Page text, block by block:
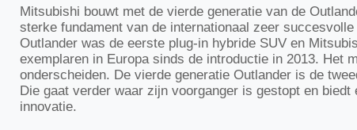
Mitsubishi bouwt met de vierde generatie van de
sterke fundament van de internationaal zeer
Outlander was de eerste plug-in hybride SUV en
exemplaren in Europa sinds de introductie in 2013. Het
onderscheiden. De vierde generatie Outlander is de
Die gaat verder waar zijn voorganger is gestopt en biedt
innovatie.